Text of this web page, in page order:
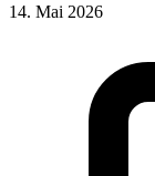
14. Mai 2026